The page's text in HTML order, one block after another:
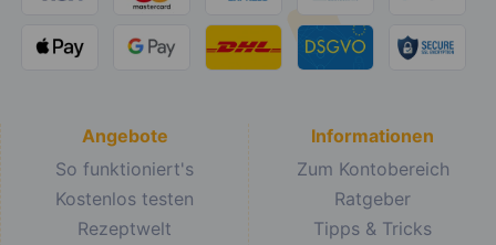
Angebote
So funktioniert's
Kostenlos testen
Rezeptwelt
Informationen
Zum Kontobereich
Ratgeber
Tipps & Tricks